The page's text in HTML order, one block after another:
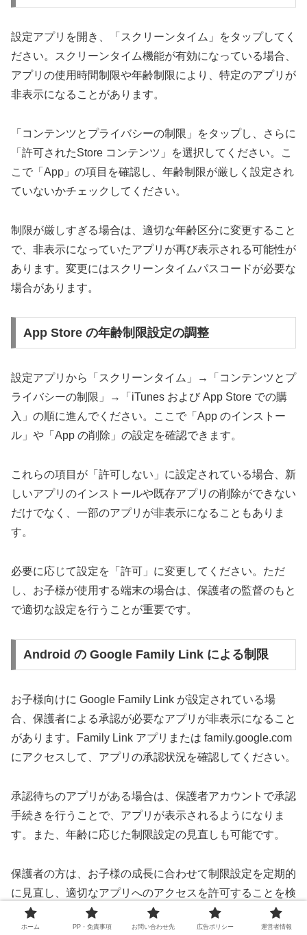
設定アプリを開き、「スクリーンタイム」をタップしてく
ださい。スクリーンタイム機能が有効になっている場合、
アプリの使用時間制限や年齢制限により、特定のアプリが
非表示になることがあります。
「コンテンツとプライバシーの制限」をタップし、さらに
「許可されたStore コンテンツ」を選択してください。こ
こで「App」の項目を確認し、年齢制限が厳しく設定され
ていないかチェックしてください。
制限が厳しすぎる場合は、適切な年齢区分に変更すること
で、非表示になっていたアプリが再び表示される可能性が
あります。変更にはスクリーンタイムパスコードが必要な
場合があります。
App Store の年齢制限設定の調整
設定アプリから「スクリーンタイム」→「コンテンツとプ
ライバシーの制限」→「iTunes および App Store での購
入」の順に進んでください。ここで「App のインストー
ル」や「App の削除」の設定を確認できます。
これらの項目が「許可しない」に設定されている場合、新
しいアプリのインストールや既存アプリの削除ができない
だけでなく、一部のアプリが非表示になることもありま
す。
必要に応じて設定を「許可」に変更してください。ただ
し、お子様が使用する端末の場合は、保護者の監督のもと
で適切な設定を行うことが重要です。
Android の Google Family Link による制限
お子様向けに Google Family Link が設定されている場
合、保護者による承認が必要なアプリが非表示になること
があります。Family Link アプリまたは family.google.com
にアクセスして、アプリの承認状況を確認してください。
承認待ちのアプリがある場合は、保護者アカウントで承認
手続きを行うことで、アプリが表示されるようになりま
す。また、年齢に応じた制限設定の見直しも可能です。
保護者の方は、お子様の成長に合わせて制限設定を定期的
に見直し、適切なアプリへのアクセスを許可することを検
討してください。
ホーム PP・免責事項 お問い合わせ先 広告ポリシー 運営者情報